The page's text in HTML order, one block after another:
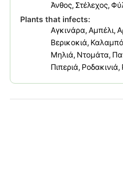
Άνθος Στέλεχος
Plants that infects:
Αγκινάρα Αμπέλι
Βερικοκιά
Μηλιά Ντομάτα
Πιπεριά Ροδακινιά